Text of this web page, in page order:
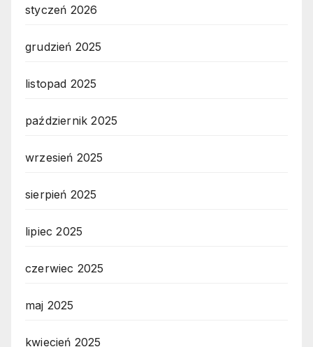
styczeń 2026
grudzień 2025
listopad 2025
październik 2025
wrzesień 2025
sierpień 2025
lipiec 2025
czerwiec 2025
maj 2025
kwiecień 2025